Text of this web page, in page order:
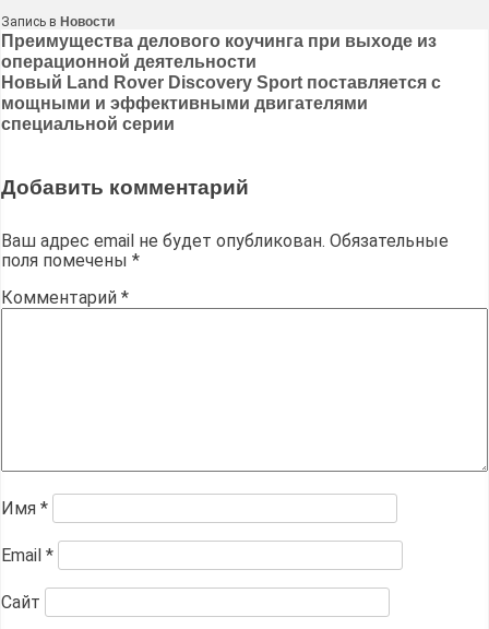
Запись в Новости
Навигация
по
записям
Преимущества делового коучинга при выходе из
операционной деятельности
Новый Land Rover Discovery Sport поставляется с
мощными и эффективными двигателями
специальной серии
Добавить комментарий
Ваш адрес email не будет опубликован. Обязательные
поля помечены *
Комментарий *
Имя *
Email *
Сайт